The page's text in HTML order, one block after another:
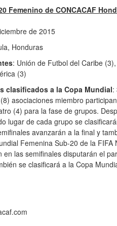
Femenino de CONCACAF
de 2015
Honduras
: Unión de Futbol del Caribe
(3)
clasificados a la Copa Mundial:
asociaciones miembro
(4) para la fase de grupos.
lugar de cada grupo se
avanzarán a la final y
Femenina Sub-20 de la FIFA
en las semifinales disputarán el
se clasificará a la Copa